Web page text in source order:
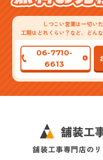
しつこい営業は一切い
工期はどれくらい？など、どん
06-7710-
6613
舗装工事専門店の